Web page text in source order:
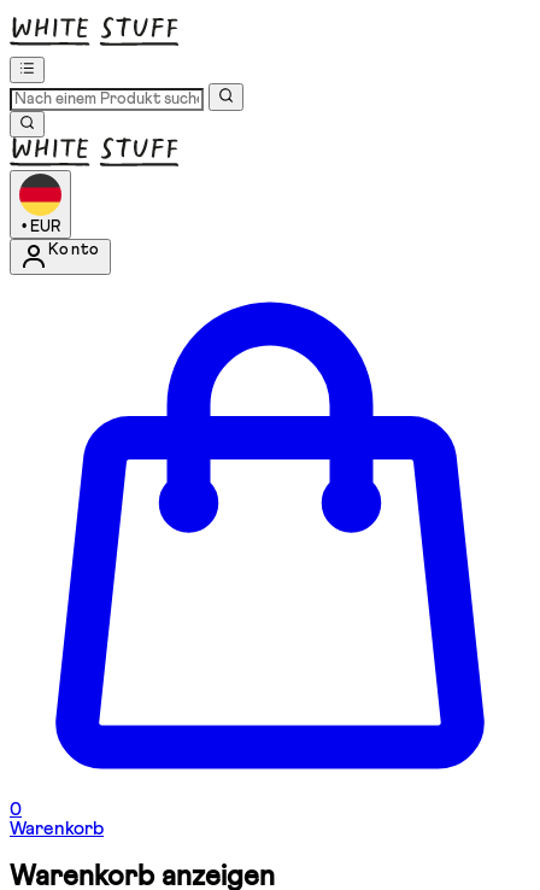
• EUR
Konto
0
Warenkorb
Warenkorb anzeigen